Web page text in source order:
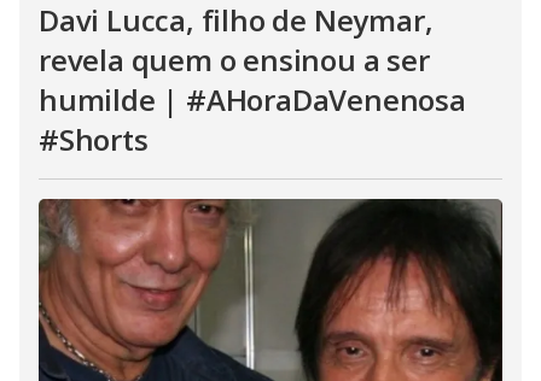
Davi Lucca, filho de Neymar,
revela quem o ensinou a ser
humilde | #AHoraDaVenenosa
#Shorts